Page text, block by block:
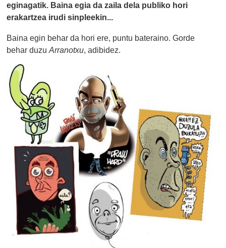
eginagatik. Baina egia da zaila dela publiko hori
erakartzea irudi sinpleekin...
Baina egin behar da hori ere, puntu bateraino. Gorde
behar duzuArranotxu , adibidez.